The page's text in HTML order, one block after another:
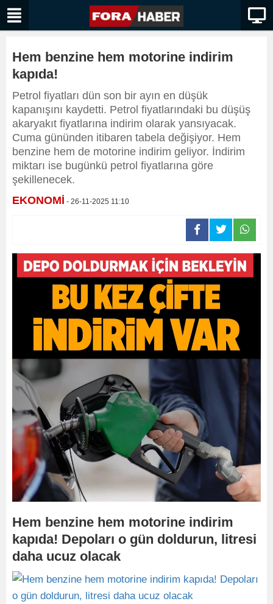
Hem benzine hem motorine indirim
kapıda!
Petrol fiyatları dün son bir ayın en düşük
kapanışını kaydetti. Petrol fiyatlarındaki bu düşüş
akaryakıt fiyatlarına indirim olarak yansıyacak.
Cuma gününden itibaren tabela değişiyor. Hem
benzine hem de motorine indirim geliyor. İndirim
miktarı ise bugünkü petrol fiyatlarına göre
şekillenecek.
EKONOMİ - 26-11-2025 11:10
Hem benzine hem motorine indirim
kapıda! Depoları o gün doldurun, litresi
daha ucuz olacak